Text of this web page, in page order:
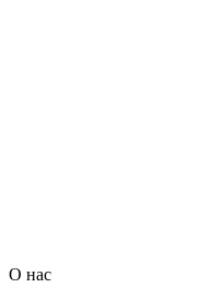
О нас